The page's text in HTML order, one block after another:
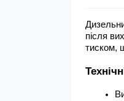
після
тиском,